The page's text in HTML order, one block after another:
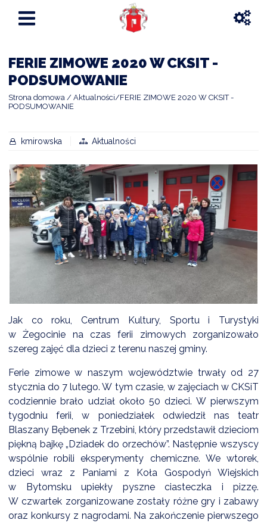
FERIE ZIMOWE 2020 W CKSIT -
PODSUMOWANIE
Strona domowa Aktualności
FERIE ZIMOWE 2020 W CKSIT -
PODSUMOWANIE
kmirowska Aktualności
Jak co roku, Centrum Kultury, Sportu i Turystyki
w Żegocinie na czas ferii zimowych zorganizowało
szereg zajęć dla dzieci z terenu naszej gminy.
Ferie zimowe w naszym województwie trwały od 27
stycznia do 7 lutego. W tym czasie, w zajęciach w CKSiT
codziennie brało udział około 50 dzieci. W pierwszym
tygodniu ferii, w poniedziałek odwiedził nas teatr
Blaszany Bębenek z Trzebini, który przedstawił dzieciom
piękną bajkę „Dziadek do orzechów”. Następnie wszyscy
wspólnie robili eksperymenty chemiczne. We wtorek,
dzieci wraz z Paniami z Koła Gospodyń Wiejskich
w Bytomsku upiekły pyszne ciasteczka i pizzę.
W czwartek zorganizowane zostały różne gry i zabawy
oraz konkursy z nagrodami. Na zakończenie pierwszego